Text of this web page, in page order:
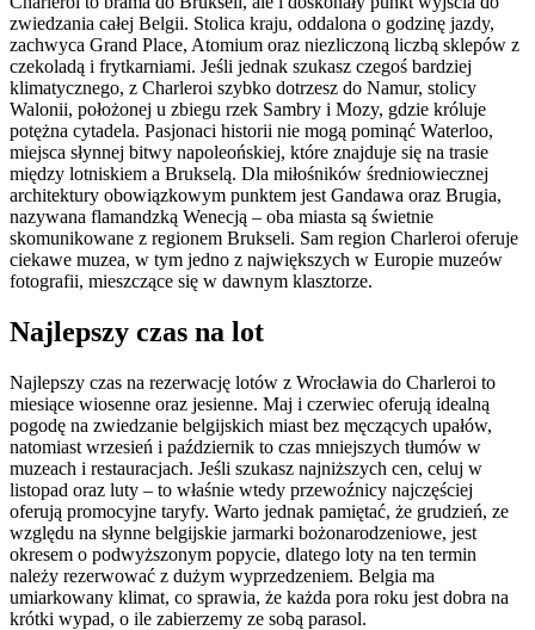
zwiedzania całej Belgii. Stolica kraju, oddalona o godzinę jazdy,
zachwyca Grand Place, Atomium oraz niezliczoną liczbą sklepów z
czekoladą i frytkarniami. Jeśli jednak szukasz czegoś bardziej
klimatycznego, z Charleroi szybko dotrzesz do Namur, stolicy
Walonii, położonej u zbiegu rzek Sambry i Mozy, gdzie króluje
potężna cytadela. Pasjonaci historii nie mogą pominąć Waterloo,
miejsca słynnej bitwy napoleońskiej, które znajduje się na trasie
między lotniskiem a Brukselą. Dla miłośników średniowiecznej
architektury obowiązkowym punktem jest Gandawa oraz Brugia,
nazywana flamandzką Wenecją – oba miasta są świetnie
skomunikowane z regionem Brukseli. Sam region Charleroi oferuje
ciekawe muzea, w tym jedno z największych w Europie muzeów
fotografii, mieszczące się w dawnym klasztorze.
Najlepszy czas na lot
Najlepszy czas na rezerwację lotów z Wrocławia do Charleroi to
miesiące wiosenne oraz jesienne. Maj i czerwiec oferują idealną
pogodę na zwiedzanie belgijskich miast bez męczących upałów,
natomiast wrzesień i październik to czas mniejszych tłumów w
muzeach i restauracjach. Jeśli szukasz najniższych cen, celuj w
listopad oraz luty – to właśnie wtedy przewoźnicy najczęściej
oferują promocyjne taryfy. Warto jednak pamiętać, że grudzień, ze
względu na słynne belgijskie jarmarki bożonarodzeniowe, jest
okresem o podwyższonym popycie, dlatego loty na ten termin
należy rezerwować z dużym wyprzedzeniem. Belgia ma
umiarkowany klimat, co sprawia, że każda pora roku jest dobra na
krótki wypad, o ile zabierzemy ze sobą parasol.